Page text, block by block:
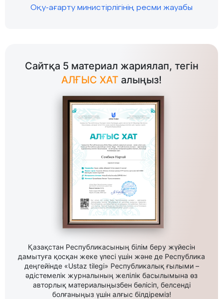
Оқу-ағарту министірлігінің ресми жауабы
Сайтқа 5 материал жариялап, тегін
АЛҒЫС ХАТ алыңыз!
Қазақстан Республикасының білім беру жүйесін
дамытуға қосқан жеке үлесі үшін және де Республика
деңгейінде «Ustaz tilegi» Республикалық ғылыми –
әдістемелік журналының желілік басылымына өз
авторлық материалыңызбен бөлісіп, белсенді
болғаныңыз үшін алғыс білдіреміз!